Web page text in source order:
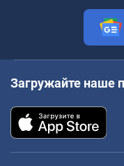
Загружайте наше